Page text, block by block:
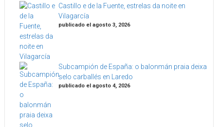
Castillo e de la Fuente, estrelas da noite en
Vilagarcía
publicado el agosto 3, 2026
Subcampión de España: o balonmán praia deixa
selo carballés en Laredo
publicado el agosto 4, 2026